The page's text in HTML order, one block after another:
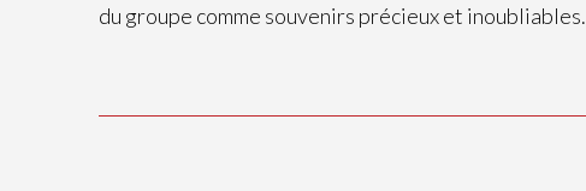
du groupe comme souvenirs précieux et inoubliables.